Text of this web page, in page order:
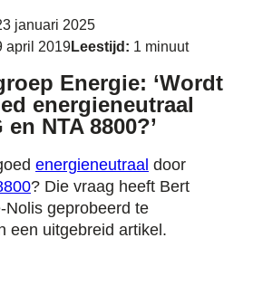
januari 2025
april 2019Leestijd: 1 minuut
Energie: ‘Wordt
energieneutraal
NTA 8800?’
energieneutraal door
? Die vraag heeft Bert
Nolis geprobeerd te
een uitgebreid artikel.